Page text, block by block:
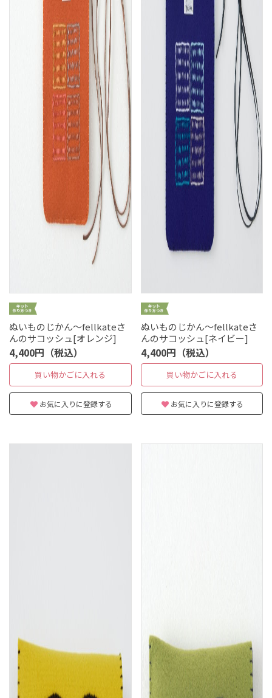
ぬいものじかん～fellkateさ
んのサコッシュ[オレンジ]
4,400円（税込）
買い物かごに入れる
お気に入りに登録する
ぬいものじかん～fellkateさ
んのサコッシュ[ネイビー]
4,400円（税込）
買い物かごに入れる
お気に入りに登録する